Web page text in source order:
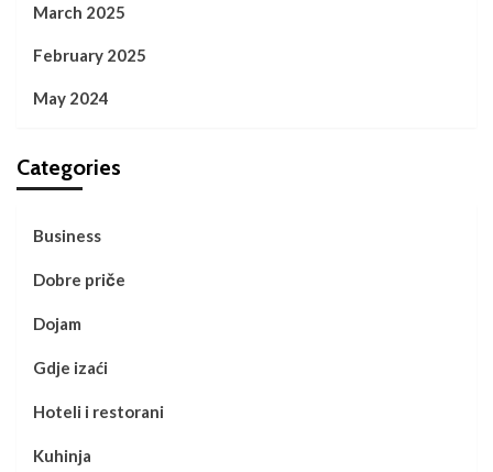
March 2025
February 2025
May 2024
Categories
Business
Dobre priče
Dojam
Gdje izaći
Hoteli i restorani
Kuhinja